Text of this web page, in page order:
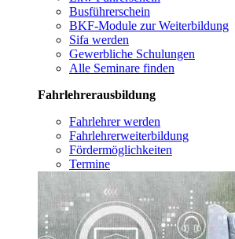
Busführerschein
BKF-Module zur Weiterbildung
Sifa werden
Gewerbliche Schulungen
Alle Seminare finden
Fahrlehrerausbildung
Fahrlehrer werden
Fahrlehrerweiterbildung
Fördermöglichkeiten
Termine